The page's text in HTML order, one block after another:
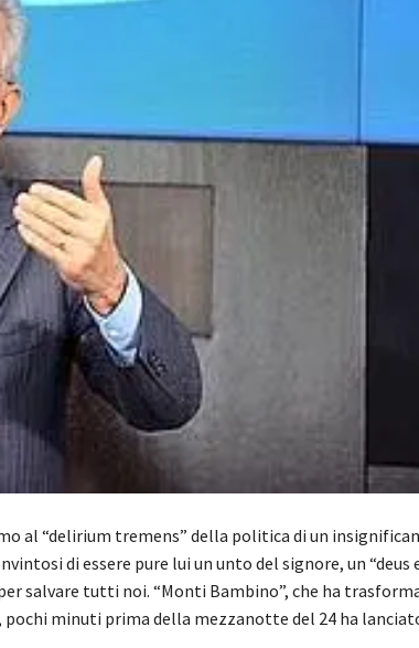
al “delirium tremens” della politica di un
di essere pure lui un unto del signore, un “deus
salvare tutti noi. “Monti Bambino”, che ha
pochi minuti prima della mezzanotte del 24 ha